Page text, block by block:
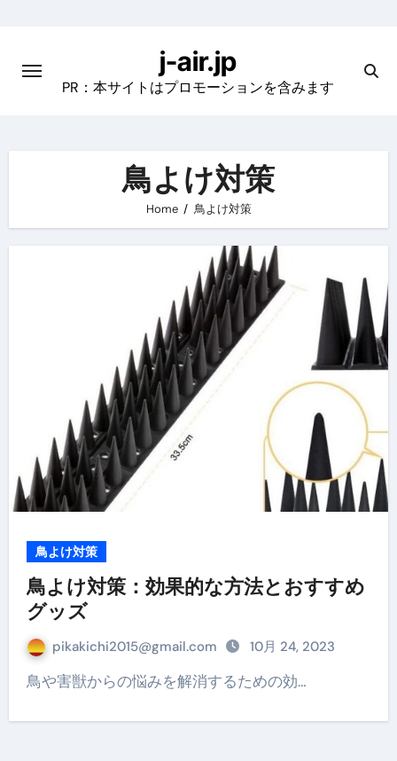
content
j-air.jp
PR：本サイトはプロモーションを含みます
鳥よけ対策
Home 鳥よけ対策
鳥よけ対策
鳥よけ対策：効果的な方法とおすすめ
グッズ
pikakichi2015@gmail.com 10月 24, 2023
鳥や害獣からの悩みを解消するための効…